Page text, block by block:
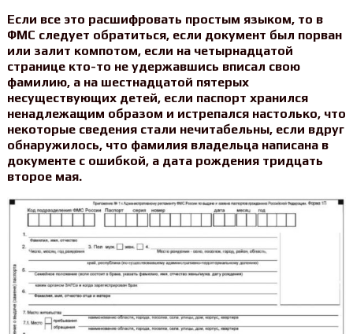
Если все это расшифровать простым языком, то в
ФМС следует обратиться, если документ был порван
или залит компотом, если на четырнадцатой
странице кто-то не удержавшись вписал свою
фамилию, а на шестнадцатой пятерых
несуществующих детей, если паспорт хранился
ненадлежащим образом и истрепался настолько, что
некоторые сведения стали нечитабельны, если вдруг
обнаружилось, что фамилия владельца написана в
документе с ошибкой, а дата рождения тридцать
второе мая.